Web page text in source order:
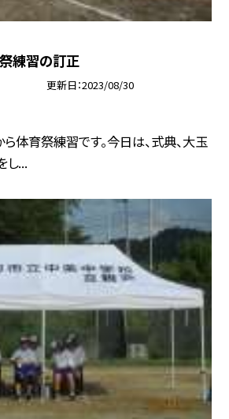
祭練習の訂正
更新日 2023/08/30
ら体育祭練習です。今日は、式典、大玉
し...